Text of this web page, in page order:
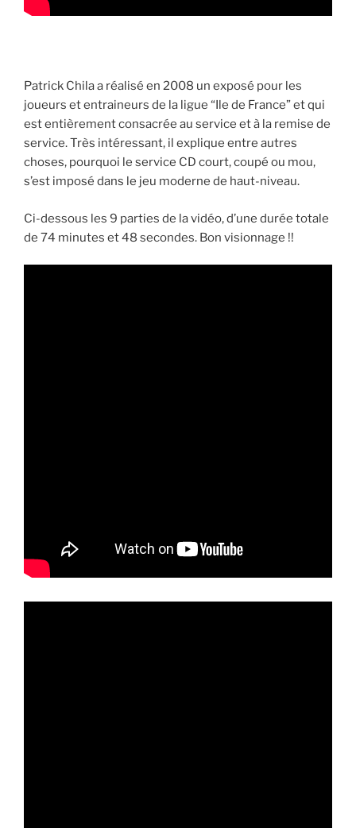
Patrick Chila a réalisé en 2008 un exposé pour les
joueurs et entraineurs de la ligue “Ile de France” et qui
est entièrement consacrée au service et à la remise de
service. Très intéressant, il explique entre autres
choses, pourquoi le service CD court, coupé ou mou,
s’est imposé dans le jeu moderne de haut-niveau.
Ci-dessous les 9 parties de la vidéo, d’une durée totale
de 74 minutes et 48 secondes. Bon visionnage !!